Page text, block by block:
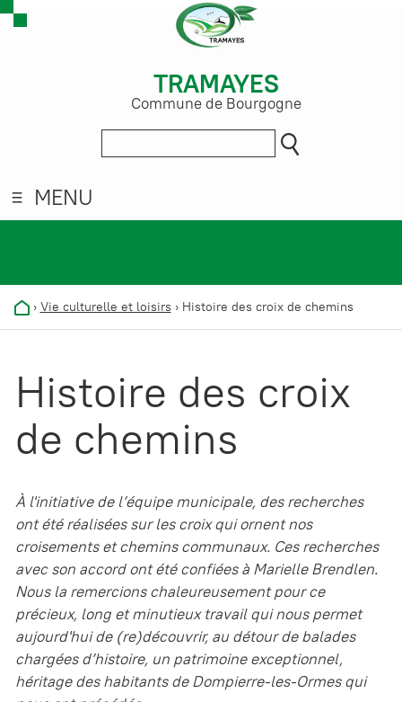
TRAMAYES
Commune de Bourgogne
MENU
› Vie culturelle et loisirs › Histoire des croix de chemins
Histoire des croix
de chemins
À l'initiative de l’équipe municipale, des recherches
ont été réalisées sur les croix qui ornent nos
croisements et chemins communaux. Ces recherches
avec son accord ont été confiées à Marielle Brendlen.
Nous la remercions chaleureusement pour ce
précieux, long et minutieux travail qui nous permet
aujourd'hui de (re)découvrir, au détour de balades
chargées d’histoire, un patrimoine exceptionnel,
héritage des habitants de Dompierre-les-Ormes qui